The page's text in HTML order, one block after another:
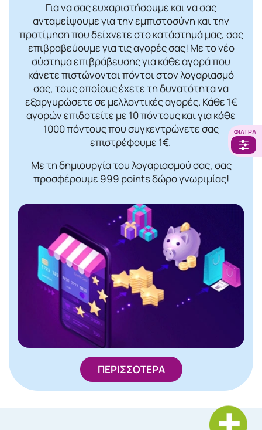
ΦΊΛΤΡΑ
Για να σας ευχαριστήσουμε και να σας
ανταμείψουμε για την εμπιστοσύνη και την
προτίμηση που δείχνετε στο κατάστημά μας, σας
επιβραβεύουμε για τις αγορές σας! Mε το νέο
σύστημα επιβράβευσης για κάθε αγορά που
κάνετε πιστώνονται πόντοι στον λογαριασμό
σας, τους οποίους έχετε τη δυνατότητα να
εξαργυρώσετε σε μελλοντικές αγορές. Κάθε 1€
αγορών επιδοτείτε με 10 πόντους και για κάθε
1000 πόντους που συγκεντρώνετε σας
επιστρέφουμε 1€.
Με τη δημιουργία του λογαριασμού σας, σας
προσφέρουμε 999 points δώρο γνωριμίας!
ΠΕΡΙΣΣΟΤΕΡΑ